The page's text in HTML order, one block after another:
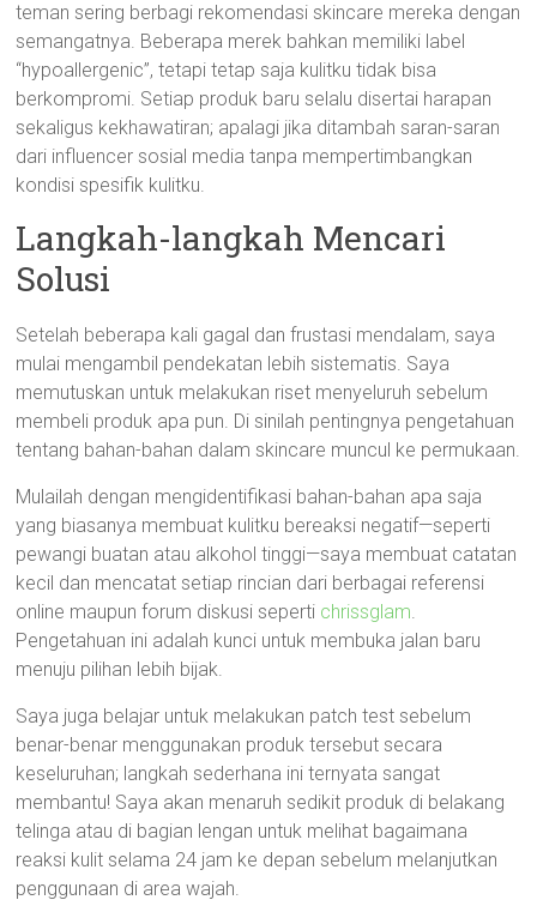
teman sering berbagi rekomendasi skincare mereka dengan
semangatnya. Beberapa merek bahkan memiliki label
“hypoallergenic”, tetapi tetap saja kulitku tidak bisa
berkompromi. Setiap produk baru selalu disertai harapan
sekaligus kekhawatiran; apalagi jika ditambah saran-saran
dari influencer sosial media tanpa mempertimbangkan
kondisi spesifik kulitku.
Langkah-langkah Mencari
Solusi
Setelah beberapa kali gagal dan frustasi mendalam, saya
mulai mengambil pendekatan lebih sistematis. Saya
memutuskan untuk melakukan riset menyeluruh sebelum
membeli produk apa pun. Di sinilah pentingnya pengetahuan
tentang bahan-bahan dalam skincare muncul ke permukaan.
Mulailah dengan mengidentifikasi bahan-bahan apa saja
yang biasanya membuat kulitku bereaksi negatif—seperti
pewangi buatan atau alkohol tinggi—saya membuat catatan
kecil dan mencatat setiap rincian dari berbagai referensi
online maupun forum diskusi seperti chrissglam.
Pengetahuan ini adalah kunci untuk membuka jalan baru
menuju pilihan lebih bijak.
Saya juga belajar untuk melakukan patch test sebelum
benar-benar menggunakan produk tersebut secara
keseluruhan; langkah sederhana ini ternyata sangat
membantu! Saya akan menaruh sedikit produk di belakang
telinga atau di bagian lengan untuk melihat bagaimana
reaksi kulit selama 24 jam ke depan sebelum melanjutkan
penggunaan di area wajah.